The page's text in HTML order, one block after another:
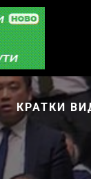
КРАТКИ